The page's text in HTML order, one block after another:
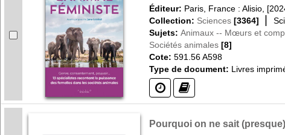
Éditeur: Paris, France : Alisio,
Collection: Sciences [3364] |
Sujets: Animaux -- Mœurs et
Sociétés animales [8]
Cote: 591.56 A598
Type de document: Livres
(?) (?)
Pourquoi on ne sait